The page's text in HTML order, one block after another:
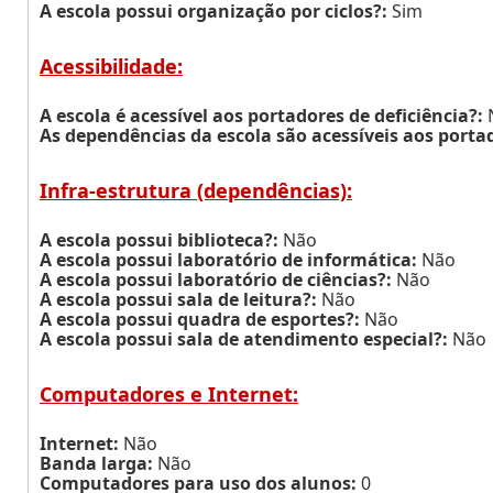
A escola possui organização por ciclos?: Sim
Acessibilidade:
A escola é acessível aos portadores de deficiência?:
As dependências da escola são acessíveis aos
Infra-estrutura (dependências):
A escola possui biblioteca?: Não
A escola possui laboratório de informática: Não
A escola possui laboratório de ciências?: Não
A escola possui sala de leitura?: Não
A escola possui quadra de esportes?: Não
A escola possui sala de atendimento especial?: Não
Computadores e Internet:
Internet: Não
Banda larga: Não
Computadores para uso dos alunos: 0